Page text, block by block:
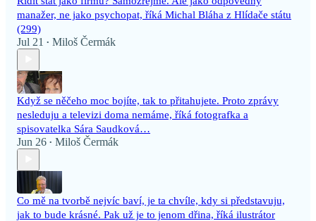
manažer, ne jako psychopat, říká Michal Bláha z Hlídače státu
(299)
Jul 21 • Miloš Čermák
Když se něčeho moc bojíte, tak to přitahujete. Proto zprávy
nesleduju a televizi doma nemáme, říká fotografka a
spisovatelka Sára Saudková…
Jun 26 • Miloš Čermák
Co mě na tvorbě nejvíc baví, je ta chvíle, kdy si představuju,
jak to bude krásné. Pak už je to jenom dřina, říká ilustrátor